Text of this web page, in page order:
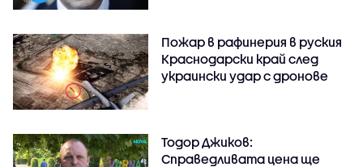
Пожар в рафинерия в руския
Краснодарски край след
украински удар с дронове
Тодор Джиков:
Справедливата цена ще